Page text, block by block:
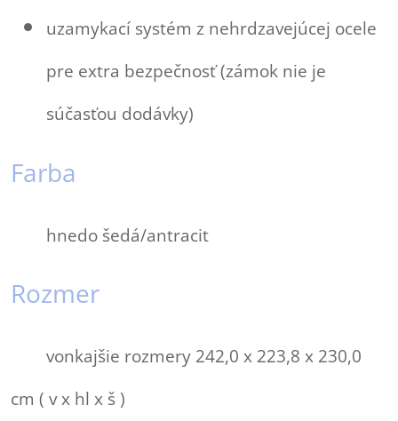
uzamykací systém z nehrdzavejúcej ocele
pre extra bezpečnosť (zámok nie je
súčasťou dodávky)
Farba
hnedo šedá/antracit
Rozmer
vonkajšie rozmery 242,0 x 223,8 x 230,0
cm ( v x hl x š )